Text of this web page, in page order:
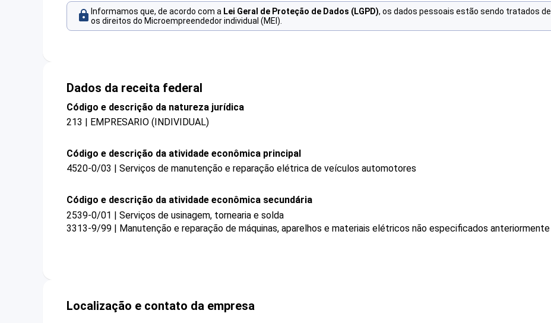
Informamos que, de acordo com a Lei Geral de Proteção de Dados (LGPD), os dados pessoais estão sendo tratados
os direitos do Microempreendedor individual (MEI).
Dados da receita federal
Código e descrição da natureza jurídica
213 | EMPRESARIO (INDIVIDUAL)
Código e descrição da atividade econômica principal
4520-0/03 | Serviços de manutenção e reparação elétrica de veículos automotores
Código e descrição da atividade econômica secundária
2539-0/01 | Serviços de usinagem, tornearia e solda
3313-9/99 | Manutenção e reparação de máquinas, aparelhos e materiais elétricos não especificados anteriormente
Localização e contato da empresa